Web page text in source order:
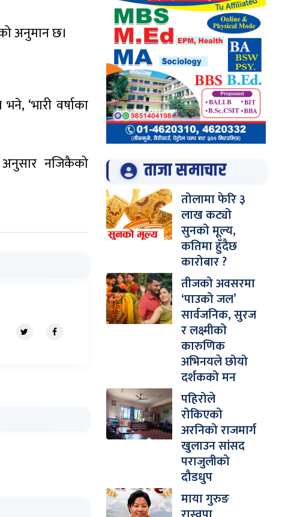
अनुमान छ।
‘भारी वर्षाका
नजिकैको
ताजा समाचार
तोलामा फेरि ३
लाख कट्यो
सुनको मूल्य,
कतिमा हुँदैछ
कारोबार ?
तीजको अवसरमा
‘पाउको जल’
सार्वजनिक, सुरज
र लक्ष्मीको
कारुणिक
अभिनयले छोयो
दर्शकको मन
पहिरोले
रोकिएको
अरनिको राजमार्ग
खुलाउन सांसद
पराजुलीको
दौडधुप
माया गुरुङ